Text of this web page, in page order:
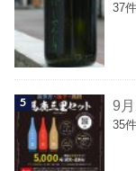
37
9
35